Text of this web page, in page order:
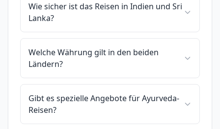
Wie sicher ist das Reisen in Indien und Sri
Lanka?
Welche Währung gilt in den beiden
Ländern?
Gibt es spezielle Angebote für Ayurveda-
Reisen?